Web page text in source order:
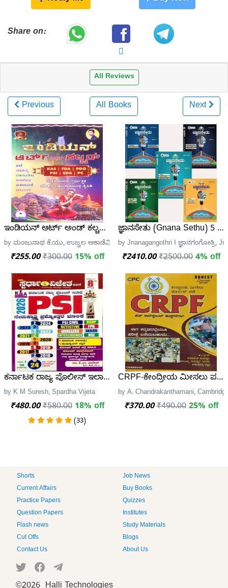
Share on:
All Reviews
Previous All Books Next
ಇಂಡಿಯನ್ ಆರ್ಟ್ ಅಂಡ್ ಕಲ್ಚರ್ - ಮಂಜುನಾಥ ಕೆ.ಯು
by ಮಂಜುನಾಥ ಕೆ.ಯು, ಉಜ್ವಲ ಅಕಾಡೆಮಿ
₹255.00 ₹300.00 15% off
ಜ್ಞಾನಸೇತು (Gnana Sethu) 5
by Jnanagangothri I ಜ್ಞಾನಗಂಗೋತ್ರಿ,
₹2410.00 ₹2500.00 4% off
ಕರ್ನಾಟಕ ರಾಜ್ಯ ಪೊಲೀಸ್ ಇಲಾಖೆ PSI ನೇಮಕಾತಿ ಪ್ರಶ್ನೋತ್ತರ ಮಾಲಿಕೆ
by K M Suresh, Spardha Vijeta
₹480.00 ₹580.00 18% off
(33)
CRPF-ಕೇಂದ್ರೀಯ ಮೀಸಲು ಪಡೆ
by A. Chandrakanthamani,
₹370.00 ₹490.00 25% off
Shorts
Job News
Current Affairs
Buy Books
Practice Papers
Quizzes
Question Papers
Institutes
Flash news
Study Materials
Cut Offs
Blogs
Contact Us
About Us